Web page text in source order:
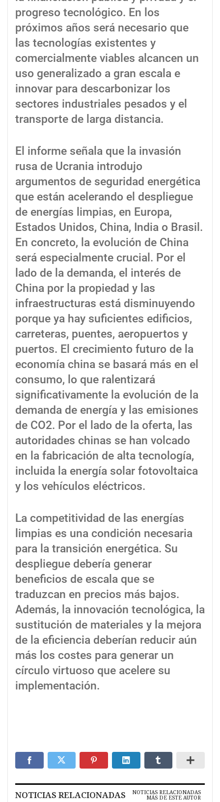
progreso tecnológico. En los
próximos años será necesario que
las tecnologías existentes y
comercialmente viables alcancen un
uso generalizado a gran escala e
innovar para descarbonizar los
sectores industriales pesados y el
transporte de larga distancia.
El informe señala que la invasión
rusa de Ucrania introdujo
argumentos de seguridad energética
que están acelerando el despliegue
de energías limpias, en Europa,
Estados Unidos, China, India o Brasil.
En concreto, la evolución de China
será especialmente crucial. Por el
lado de la demanda, el interés de
China por la propiedad y las
infraestructuras está disminuyendo
porque ya hay suficientes edificios,
carreteras, puentes, aeropuertos y
puertos. El crecimiento futuro de la
economía china se basará más en el
consumo, lo que ralentizará
significativamente la evolución de la
demanda de energía y las emisiones
de CO2. Por el lado de la oferta, las
autoridades chinas se han volcado
en la fabricación de alta tecnología,
incluida la energía solar fotovoltaica
y los vehículos eléctricos.
La competitividad de las energías
limpias es una condición necesaria
para la transición energética. Su
despliegue debería generar
beneficios de escala que se
traduzcan en precios más bajos.
Además, la innovación tecnológica, la
sustitución de materiales y la mejora
de la eficiencia deberían reducir aún
más los costes para generar un
círculo virtuoso que acelere su
implementación.
NOTICIAS RELACIONADAS NOTICIAS RELACIONADAS
MÁS DE ESTE AUTOR